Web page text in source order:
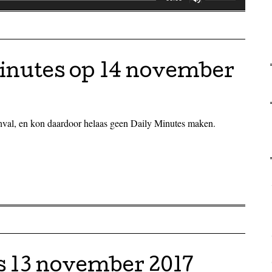
verlagen.
Omhoog/
om
volume
te
op 14 november
en kon daardoor helaas geen Daily Minutes maken.
november 2017